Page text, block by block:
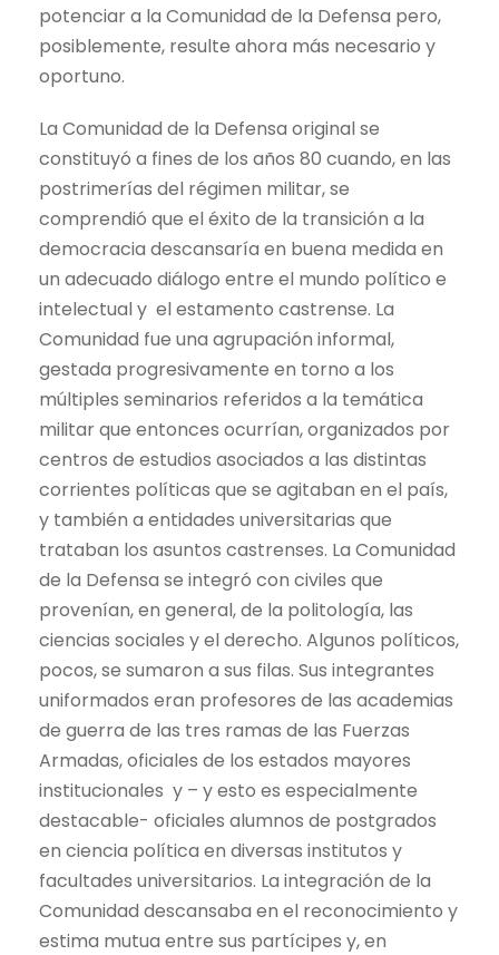
potenciar a la Comunidad de la Defensa pero,
posiblemente, resulte ahora más necesario y
oportuno.
La Comunidad de la Defensa original se
constituyó a fines de los años 80 cuando, en las
postrimerías del régimen militar, se
comprendió que el éxito de la transición a la
democracia descansaría en buena medida en
un adecuado diálogo entre el mundo político e
intelectual y el estamento castrense. La
Comunidad fue una agrupación informal,
gestada progresivamente en torno a los
múltiples seminarios referidos a la temática
militar que entonces ocurrían, organizados por
centros de estudios asociados a las distintas
corrientes políticas que se agitaban en el país,
y también a entidades universitarias que
trataban los asuntos castrenses. La Comunidad
de la Defensa se integró con civiles que
provenían, en general, de la politología, las
ciencias sociales y el derecho. Algunos políticos,
pocos, se sumaron a sus filas. Sus integrantes
uniformados eran profesores de las academias
de guerra de las tres ramas de las Fuerzas
Armadas, oficiales de los estados mayores
institucionales y – y esto es especialmente
destacable- oficiales alumnos de postgrados
en ciencia política en diversas institutos y
facultades universitarios. La integración de la
Comunidad descansaba en el reconocimiento y
estima mutua entre sus partícipes y, en